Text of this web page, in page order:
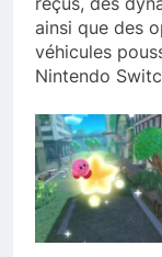
ainsi que des
véhicules
Nintendo